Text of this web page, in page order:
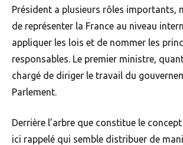
Président a plusieurs rôles importants,
de représenter la France au niveau
appliquer les lois et de nommer les
responsables. Le premier ministre,
chargé de diriger le travail du
Parlement.
Derrière l’arbre que constitue le
ici rappelé qui semble distribuer de